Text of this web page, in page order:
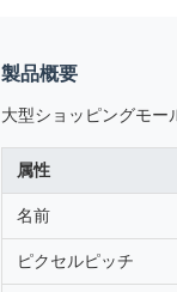
製品概要
大型ショッピングモー
属性
名前
ピクセルピッチ